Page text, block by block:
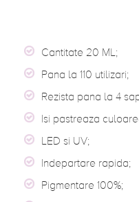
Cantitate 20 ML;
Pana la 110 utilizari;
Rezista pana la 4
Isi pastreaza
LED si UV;
Indepartare rapida;
Pigmentare 100%;